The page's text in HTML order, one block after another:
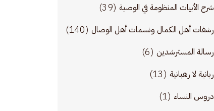
شرح الأبيات المنظومة في الوصية (39)
رشفات أهل الكمال ونسمات أهل الوصال (140)
رسالة المسترشدين (6)
ربانية لا رهبانية (13)
دروس النساء (1)